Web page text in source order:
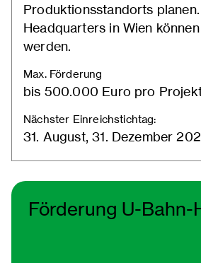
Produktionsstandorts
Headquarters in Wien
werden.
Max. Förderung
bis 500.000 Euro pro
Nächster Einreichstichtag:
31. August, 31. Dezember
Förderung U-Bahn-